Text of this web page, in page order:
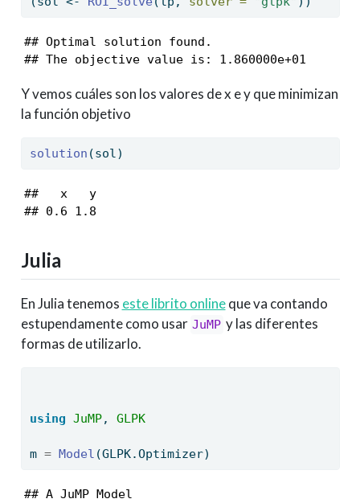
## Optimal solution found.
## The objective value is: 1.860000e+01
Y vemos cuáles son los valores de x e y que minimizan
la función objetivo
solution (sol)
##   x   y
## 0.6 1.8
Julia
En Julia tenemos este librito onlineque va contando
estupendamente como usar JuMP y las diferentes
formas de utilizarlo.
using JuMP, GLPK
m = Model (GLPK.Optimizer)
## A JuMP Model